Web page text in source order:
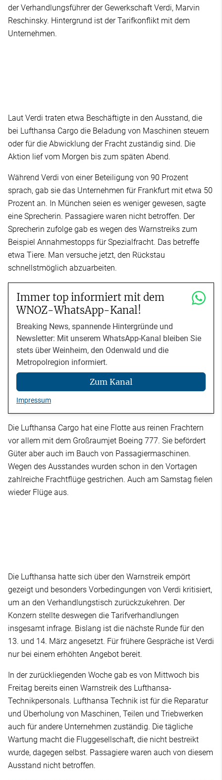
der Verhandlungsführer der Gewerkschaft Verdi, Marvin
Reschinsky. Hintergrund ist der Tarifkonflikt mit dem
Unternehmen.
Laut Verdi traten etwa Beschäftigte in den Ausstand, die
bei Lufthansa Cargo die Beladung von Maschinen steuern
oder für die Abwicklung der Fracht zuständig sind. Die
Aktion lief vom Morgen bis zum späten Abend.
Während Verdi von einer Beteiligung von 90 Prozent
sprach, gab sie das Unternehmen für Frankfurt mit etwa 50
Prozent an. In München seien es weniger gewesen, sagte
eine Sprecherin. Passagiere waren nicht betroffen. Der
Sprecherin zufolge gab es wegen des Warnstreiks zum
Beispiel Annahmestopps für Spezialfracht. Das betreffe
etwa Tiere. Man versuche jetzt, den Rückstau
schnellstmöglich abzuarbeiten.
Immer top informiert mit dem
WNOZ-WhatsApp-Kanal!
Breaking News, spannende Hintergründe und
Newsletter: Mit unserem WhatsApp-Kanal bleiben Sie
stets über Weinheim, den Odenwald und die
Metropolregion informiert.
Zum Kanal
Impressum
Die Lufthansa Cargo hat eine Flotte aus reinen Frachtern
vor allem mit dem Großraumjet Boeing 777. Sie befördert
Güter aber auch im Bauch von Passagiermaschinen.
Wegen des Ausstandes wurden schon in den Vortagen
zahlreiche Frachtflüge gestrichen. Auch am Samstag fielen
wieder Flüge aus.
Die Lufthansa hatte sich über den Warnstreik empört
gezeigt und besonders Vorbedingungen von Verdi kritisiert,
um an den Verhandlungstisch zurückzukehren. Der
Konzern stellte deswegen die Tarifverhandlungen
insgesamt infrage. Bislang ist die nächste Runde für den
13. und 14. März angesetzt. Für frühere Gespräche ist Verdi
nur bei einem erhöhten Angebot bereit.
In der zurückliegenden Woche gab es von Mittwoch bis
Freitag bereits einen Warnstreik des Lufthansa-
Technikpersonals. Lufthansa Technik ist für die Reparatur
und Überholung von Maschinen, Teilen und Triebwerken
auch für andere Unternehmen zuständig. Die tägliche
Wartung macht die Fluggesellschaft, die nicht bestreikt
wurde, dagegen selbst. Passagiere waren auch von diesem
Ausstand nicht betroffen.